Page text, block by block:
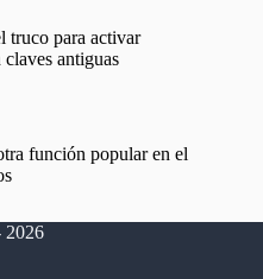
truco para activar
antiguas
función popular en el
2026